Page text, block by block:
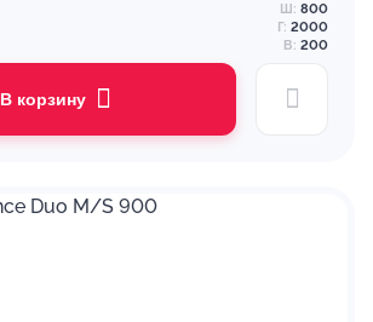
Ш: 800
Г: 2000
В: 200
В корзину